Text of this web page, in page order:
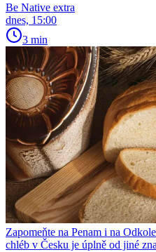
Be Native extra
dnes, 15:00
3 min
Zapomeňte na Penam i na
chléb v Česku je úplně od jiné